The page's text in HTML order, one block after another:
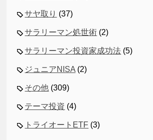
サヤ取り (37)
サラリーマン処世術 (2)
サラリーマン投資家成功法 (5)
ジュニアNISA (2)
その他 (309)
テーマ投資 (4)
トライオートETF (3)